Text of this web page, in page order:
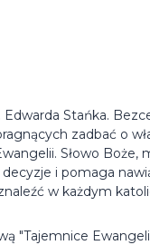
Stańka.
zadbać o
Słowo
i pomaga
w każdym
"Tajemnice